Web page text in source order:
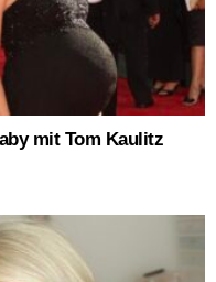
mit Tom Kaulitz